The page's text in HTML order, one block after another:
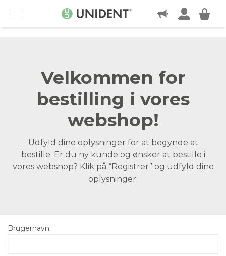
Menu
KONTAKT
Velkommen for
bestilling i vores
webshop!
Udfyld dine oplysninger for at begynde at
bestille. Er du ny kunde og ønsker at bestille i
vores webshop? Klik på “Registrer” og udfyld dine
oplysninger.
Brugernavn